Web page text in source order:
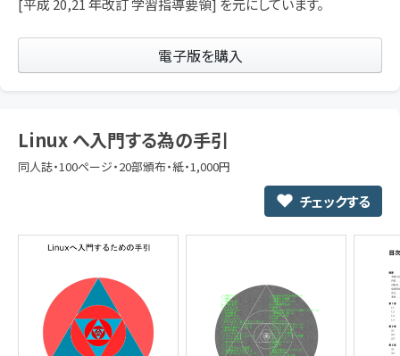
[平成 20,21 年改訂 学習指導要領] を元にしています。
電子版を購入
Linux へ入門する為の手引
同人誌・100ページ・20部頒布・紙・1,000円
チェックする